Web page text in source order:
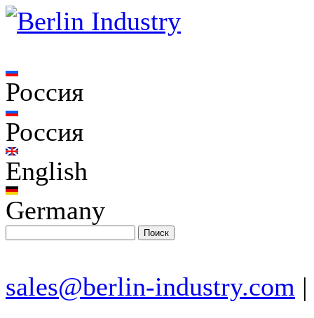
Россия
Россия
English
Germany
sales@berlin-industry.com |